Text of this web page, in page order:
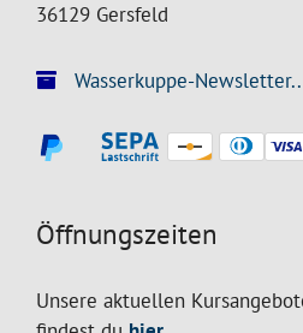
36129 Gersfeld
Wasserkuppe-
Öffnungszeiten
Unsere aktuellen